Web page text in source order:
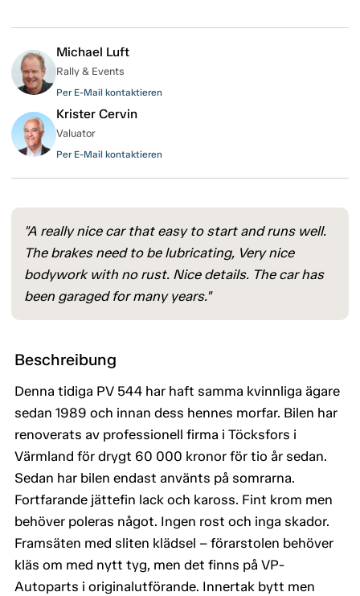
Michael Luft
Rally & Events
Per E-Mail kontaktieren
Krister Cervin
Valuator
Per E-Mail kontaktieren
"A really nice car that easy to start and runs well.
The brakes need to be lubricating, Very nice
bodywork with no rust. Nice details. The car has
been garaged for many years."
Beschreibung
Denna tidiga PV 544 har haft samma kvinnliga ägare
sedan 1989 och innan dess hennes morfar. Bilen har
renoverats av professionell firma i Töcksfors i
Värmland för drygt 60 000 kronor för tio år sedan.
Sedan har bilen endast använts på somrarna.
Fortfarande jättefin lack och kaross. Fint krom men
behöver poleras något. Ingen rost och inga skador.
Framsäten med sliten klädsel – förarstolen behöver
kläs om med nytt tyg, men det finns på VP-
Autoparts i originalutförande. Innertak bytt men